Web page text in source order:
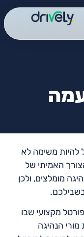
להיות משימה לא
האמיתי של
מומלצים, ולכן
מקצועי שבו
הנהיגה